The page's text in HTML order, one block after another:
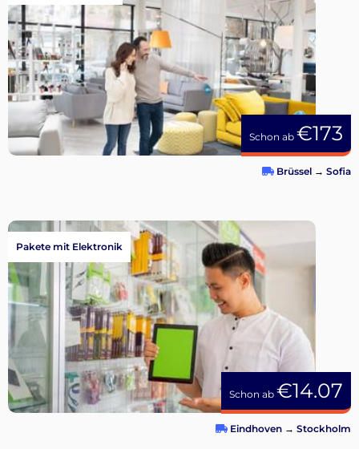
Schon ab €173
Brüssel → Sofia
Schon ab €14.07
Pakete mit Elektronik
Eindhoven → Stockholm